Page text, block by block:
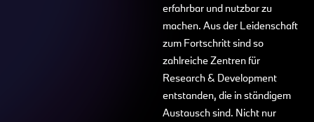
erfahrbar und nutzbar zu
machen. Aus der Leidenschaft
zum Fortschritt sind so
zahlreiche Zentren für
Research & Development
entstanden, die in ständigem
Austausch sind. Nicht nur